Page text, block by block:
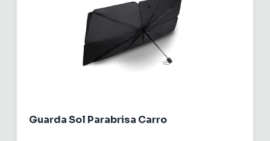
Guarda Sol Parabrisa Carro